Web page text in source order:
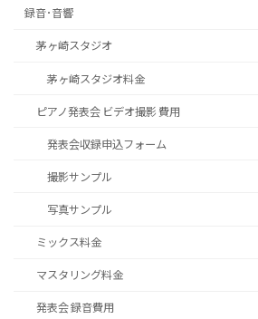
録音･音響
茅ヶ崎スタジオ
茅ヶ崎スタジオ料金
ピアノ発表会 ビデオ撮影 費用
発表会収録申込フォーム
撮影サンプル
写真サンプル
ミックス料金
マスタリング料金
発表会 録音費用